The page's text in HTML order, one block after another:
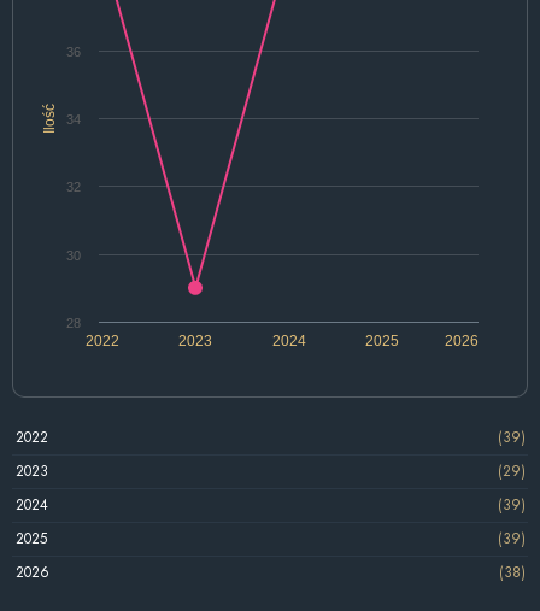
Ilość
2022 2024 2026
2023 2025
28
30
32
34
36
2022
(39)
2023
(29)
2024
(39)
2025
(39)
2026
(38)